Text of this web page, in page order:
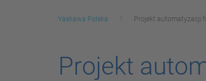
Yaskawa Polska Projekt automatyzacji
Projekt